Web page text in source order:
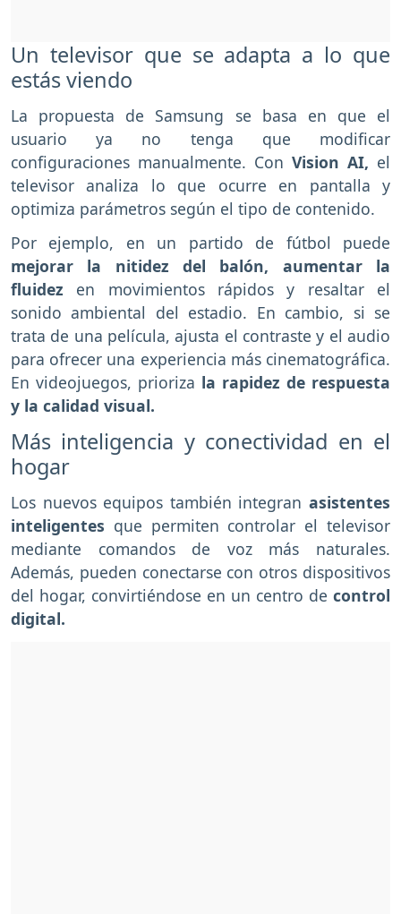
Un televisor que se adapta a lo que
estás viendo
La propuesta de Samsung se basa en que el
usuario ya no tenga que modificar
configuraciones manualmente. Con Vision AI, el
televisor analiza lo que ocurre en pantalla y
optimiza parámetros según el tipo de contenido.
Por ejemplo, en un partido de fútbol puede
mejorar la nitidez del balón, aumentar la
fluidez en movimientos rápidos y resaltar el
sonido ambiental del estadio. En cambio, si se
trata de una película, ajusta el contraste y el audio
para ofrecer una experiencia más cinematográfica.
En videojuegos, prioriza la rapidez de respuesta
y la calidad visual.
Más inteligencia y conectividad en el
hogar
Los nuevos equipos también integran asistentes
inteligentes que permiten controlar el televisor
mediante comandos de voz más naturales.
Además, pueden conectarse con otros dispositivos
del hogar, convirtiéndose en un centro de control
digital.